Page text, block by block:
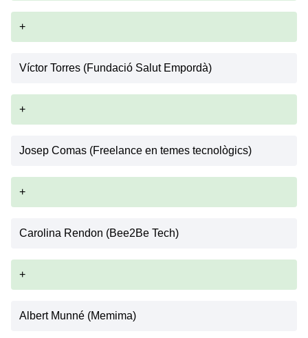
+
Víctor Torres (Fundació Salut Empordà)
+
Josep Comas (Freelance en temes tecnològics)
+
Carolina Rendon (Bee2Be Tech)
+
Albert Munné (Memima)